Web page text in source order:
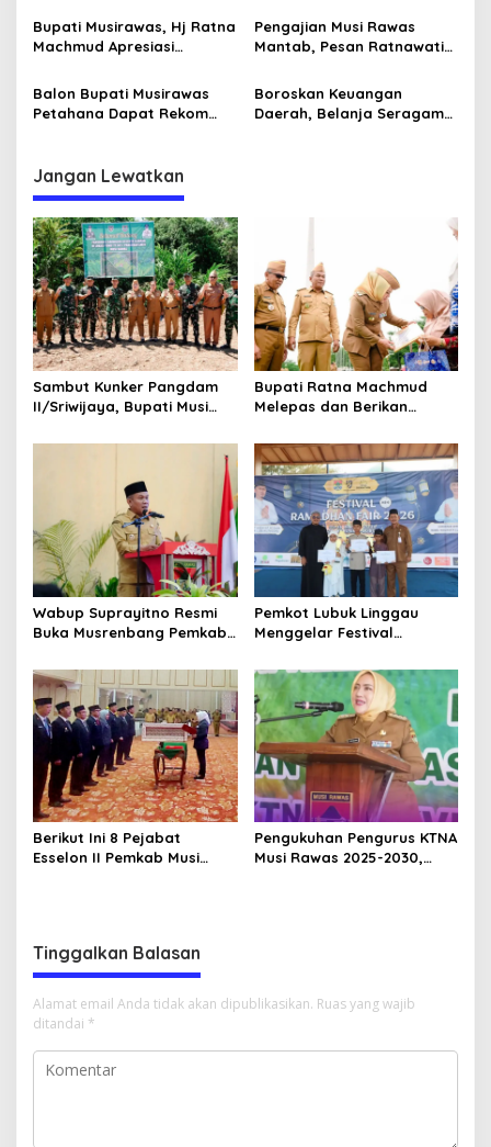
s
Lanjutkan Musi Rawas
Mantab
Sebagai Pejabat Baperan
Bupati Musirawas, Hj Ratna
Machmud Apresiasi
Ajang Promosi Potensi
Daerah
Pengajian Musi Rawas
Mantab, Pesan Ratnawati
dan Kuatkan Iman Taqwa
Balon Bupati Musirawas
Petahana Dapat Rekom
Politik
Boroskan Keuangan
Daerah, Belanja Seragam
Jangan Lewatkan
Sambut Kunker Pangdam
II/Sriwijaya, Bupati Musi
Pembangunan Yonif
Bupati Ratna Machmud
Melepas dan Berikan
ASN Purna Tugas Pemkab
Musi Rawas
Wabup Suprayitno Resmi
Buka Musrenbang Pemkab
Pembangunan Daerah
Terencana
Pemkot Lubuk Linggau
Menggelar Festival
Hadirkan Event Bernuansa
Religius
Berikut Ini 8 Pejabat
Esselon II Pemkab Musi
Pengukuhan Pengurus KTNA
Musi Rawas 2025-2030,
Tinggalkan Balasan
Alamat email Anda tidak akan dipublikasikan. Ruas yang wajib
ditandai *